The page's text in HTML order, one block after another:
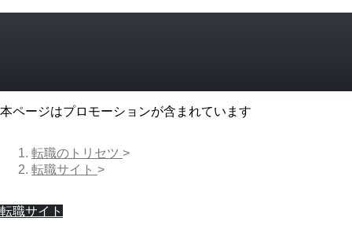
本ページはプロモーションが含まれています
転職のトリセツ >
転職サイト >
転職サイト